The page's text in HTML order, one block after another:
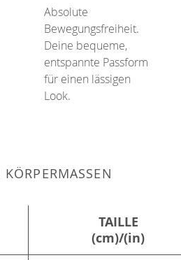
Absolute
Bewegungsfreiheit.
Deine bequeme,
entspannte Passform
für einen lässigen
Look.
TAILLE
(cm)/(in)